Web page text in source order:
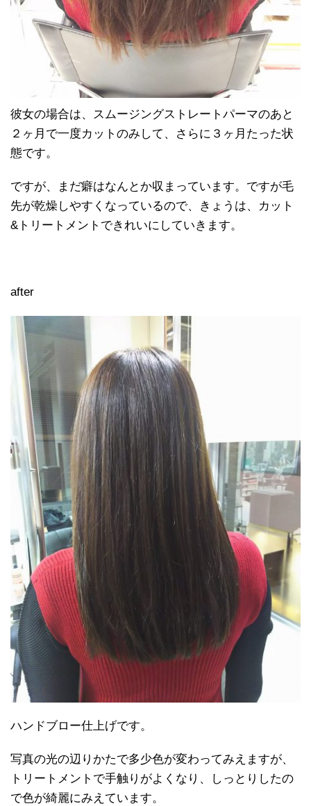
彼女の場合は、スムージングストレートパーマのあと
２ヶ月で一度カットのみして、さらに３ヶ月たった状
態です。
ですが、まだ癖はなんとか収まっています。ですが毛
先が乾燥しやすくなっているので、きょうは、カット
&トリートメントできれいにしていきます。
after
ハンドブロー仕上げです。
写真の光の辺りかたで多少色が変わってみえますが、
トリートメントで手触りがよくなり、しっとりしたの
で色が綺麗にみえています。